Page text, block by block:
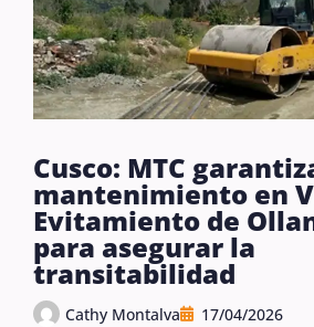
Cusco: MTC
mantenimiento en
Evitamiento de
para asegurar la
transitabilidad
Cathy Montalva 17/04/2026